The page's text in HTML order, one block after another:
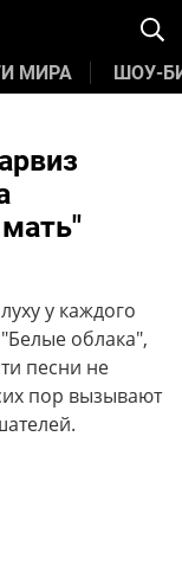
МИРА ШОУ-
у каждого
облака",
песни не
пор вызывают